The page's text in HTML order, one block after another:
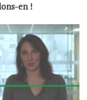
en !